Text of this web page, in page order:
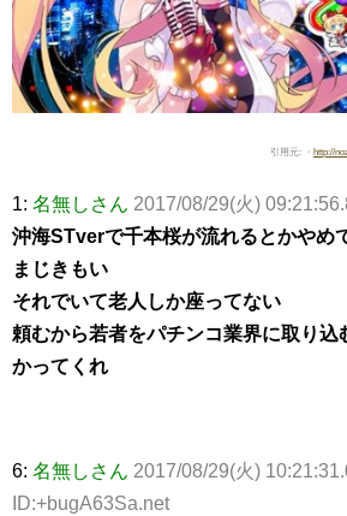
引用元: ・ http://
1: 名無しさん 2017/08/29(火)
沖海STverで千本桜が流れるとかやめ
まじきもい
それでいて老人しか座ってない
頼むから若者をパチンコ業界に取り込
かってくれ
6: 名無しさん 2017/08/29(火)
ID:+bugA63Sa.net